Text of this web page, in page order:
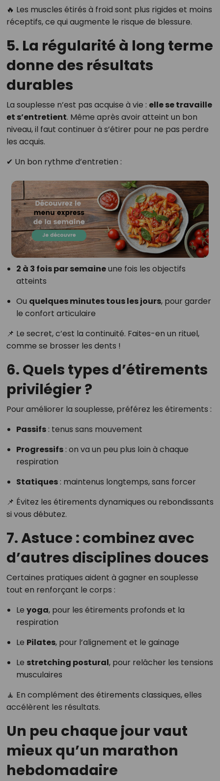
🔥 Les muscles étirés à froid sont plus rigides et moins
réceptifs, ce qui augmente le risque de blessure.
5. La régularité à long terme
donne des résultats
durables
La souplesse n’est pas acquise à vie : elle se travaille
et s’entretient. Même après avoir atteint un bon
niveau, il faut continuer à s’étirer pour ne pas perdre
les acquis.
✔ Un bon rythme d’entretien :
2 à 3 fois par semaineune fois les objectifs
atteints
Ou quelques minutes tous les jours, pour garder
le confort articulaire
📌 Le secret, c’est la continuité. Faites-en un rituel,
comme se brosser les dents !
6. Quels types d’étirements
privilégier ?
Pour améliorer la souplesse, préférez les étirements :
Passifs: tenus sans mouvement
Progressifs: on va un peu plus loin à chaque
respiration
Statiques: maintenus longtemps, sans forcer
📌 Évitez les étirements dynamiques ou rebondissants
si vous débutez.
7. Astuce : combinez avec
d’autres disciplines douces
Certaines pratiques aident à gagner en souplesse
tout en renforçant le corps :
Le yoga, pour les étirements profonds et la
respiration
Le Pilates, pour l’alignement et le gainage
Le stretching postural, pour relâcher les tensions
musculaires
🧘 En complément des étirements classiques, elles
accélèrent les résultats.
Un peu chaque jour vaut
mieux qu’un marathon
hebdomadaire